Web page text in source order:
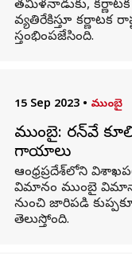
తమిళనాడుకు,
వ్యతిరేకిస్తూ కర్ణాటక
స్తంభింపజేసింది.
15 Sep 2023 • ముంబై
ముంబై: రన్‌వే
గాయాలు
ఆంధ్రప్రదేశ్‌లోని
విమానం ముంబై
నుంచి జారిపడి
తెలుస్తోంది.